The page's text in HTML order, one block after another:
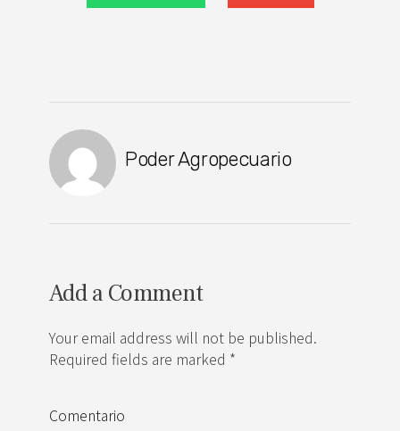
Poder Agropecuario
Add a Comment
Your email address will not be published.
Required fields are marked *
Comentario